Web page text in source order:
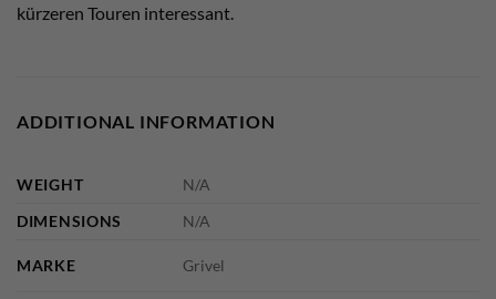
kürzeren Touren interessant.
ADDITIONAL INFORMATION
WEIGHT
N/A
DIMENSIONS
N/A
MARKE Grivel